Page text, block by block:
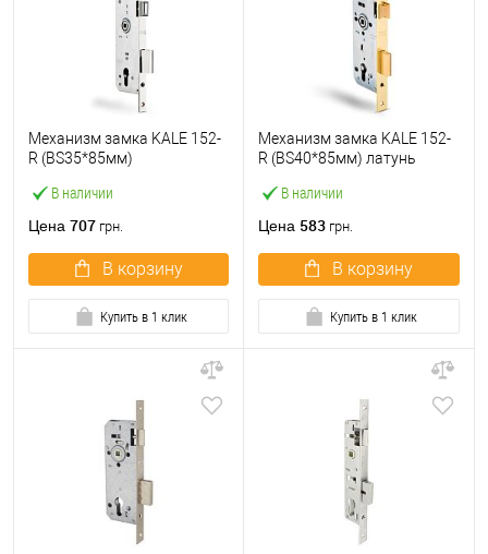
В наличии
Механизм замка KALE 152-
R (BS35*85мм)
Цена 707 грн.
В корзину
Купить в 1 клик
В наличии
Механизм замка KALE 152-
R (BS40*85мм) латунь
Цена 583 грн.
В корзину
Купить в 1 клик